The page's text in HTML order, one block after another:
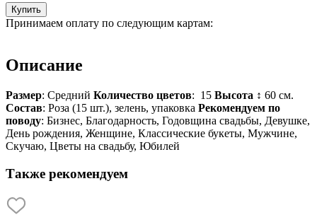
Купить
Принимаем оплату по следующим картам:
Описание
Размер: Средний Количество цветов: 15 Высота ↕ 60 см.
Состав: Роза (15 шт.), зелень, упаковка Рекомендуем по
поводу: Бизнес, Благодарность, Годовщина свадьбы, Девушке,
День рождения, Женщине, Классические букеты, Мужчине,
Скучаю, Цветы на свадьбу, Юбилей
Также рекомендуем